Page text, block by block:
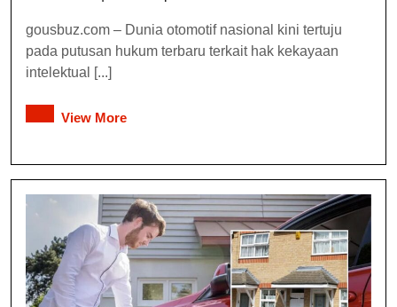
gousbuz.com – Dunia otomotif nasional kini tertuju
pada putusan hukum terbaru terkait hak kekayaan
intelektual [...]
View More